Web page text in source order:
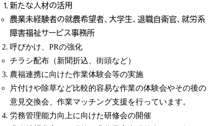
新たな人材の活用
農業未経験者の就農希望者、大学生、退職自衛官、就労系
障害福祉サービス事務所
呼びかけ、PRの強化
チラシ配布（新聞折込、街頭など）
農福連携に向けた作業体験会等の実施
片付けや除草など比較的容易な作業の体験会やその後の
意見交換会、作業マッチング支援を行っています。
労務管理能力向上に向けた研修会の開催